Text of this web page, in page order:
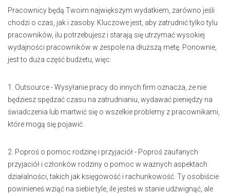
Pracownicy będą Twoim największym wydatkiem, zarówno jeśli
chodzi o czas, jak i zasoby. Kluczowe jest, aby zatrudnić tylko tylu
pracowników, ilu potrzebujesz i starają się utrzymać wysokiej
wydajności pracowników w zespole na dłuższą metę. Ponownie,
jest to duża część budżetu, więc:
1. Outsource - Wysyłanie pracy do innych firm oznacza, że nie
będziesz spędzać czasu na zatrudnianiu, wydawać pieniędzy na
świadczenia lub martwić się o wszelkie problemy z pracownikami,
które mogą się pojawić.
2. Poproś o pomoc rodzinę i przyjaciół - Poproś zaufanych
przyjaciół i członków rodziny o pomoc w ważnych aspektach
działalności, takich jak księgowość i rachunkowość. Ty osobiście
powinieneś wziąć na siebie tyle, ile jesteś w stanie udźwignąć, ale